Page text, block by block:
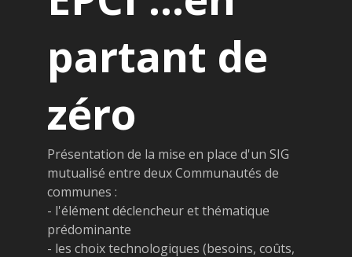
partant de
zéro
Présentation de la mise en place d'un SIG
mutualisé entre deux Communautés de
communes :
- l'élément déclencheur et thématique
prédominante
- les choix technologiques (besoins, coûts,